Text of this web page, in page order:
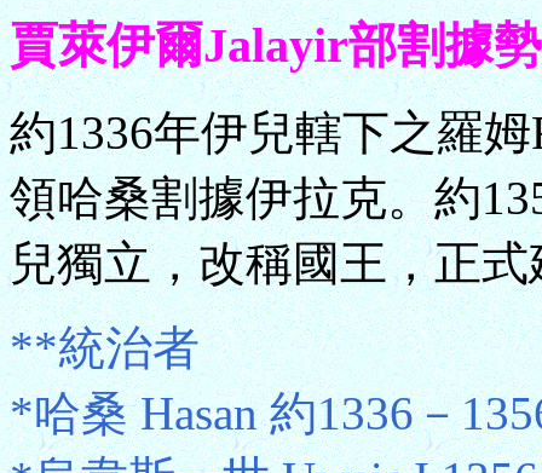
賈萊伊爾Jalayir部割據
約1336年伊兒轄下之羅
領哈桑割據伊拉克。約
兒獨立，改稱國王，正式
**統治者
*哈桑 Hasan 約1336－